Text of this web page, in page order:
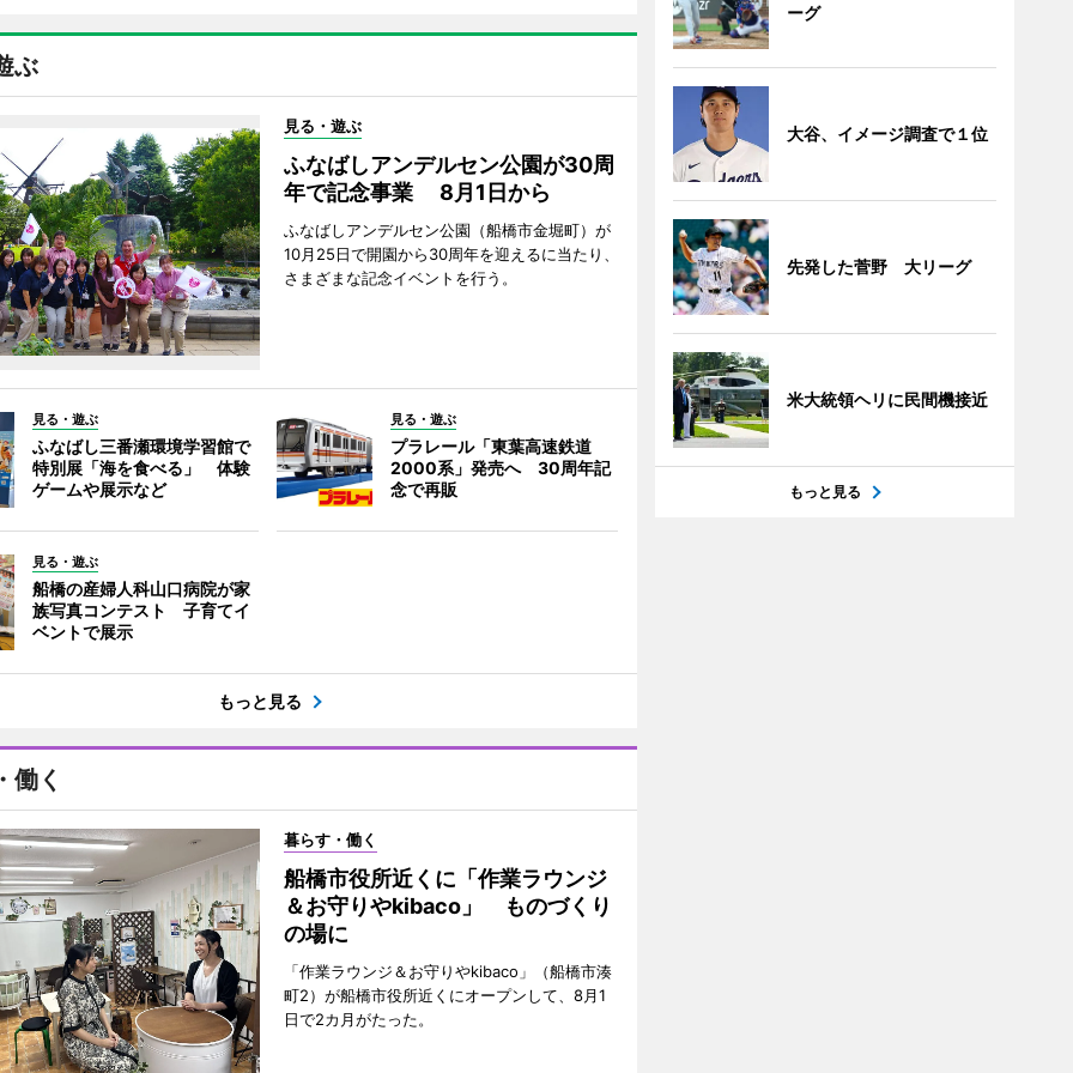
ぶ
見る・遊ぶ
ふなばしアンデルセン公園が30周
年で記念事業 8月1日から
ふなばしアンデルセン公園（船橋市金堀町）が
10月25日で開園から30周年を迎えるに当たり、
さまざまな記念イベントを行う。
見る・遊ぶ
ふなばし三番瀬環境学習館で
特別展「海を食べる」 体験
ゲームや展示など
見る・遊ぶ
プラレール「東葉高速鉄道
2000系」発売へ 30周年記
念で再販
見る・遊ぶ
船橋の産婦人科山口病院が家
族写真コンテスト 子育てイ
ベントで展示
もっと見る
働く
暮らす・働く
船橋市役所近くに「作業ラウンジ
＆お守りやkibaco」 ものづくり
の場に
「作業ラウンジ＆お守りやkibaco」（船橋市湊
町2）が船橋市役所近くにオープンして、8月1
日で2カ月がたった。
ーグ
大谷、イメージ調査で１位
先発した菅野 大リーグ
米大統領ヘリに民間機接近
もっと見る